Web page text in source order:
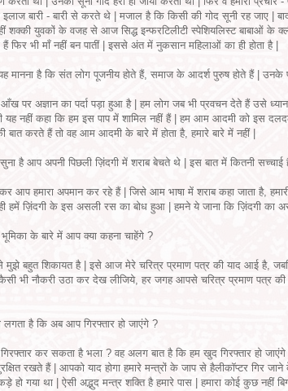
बारी - बारी से करते थे | मजाल है कि किसी की गोद सूनी रह जाए
शक्की युवकों के वजह से आज सिद्ध इन्फरटिलीटी स्पेशियलिस्ट बाबाओं के
फिर भी माँ नहीं बन पातीं | इससे अंत में नुकसान महिलाओं का ही होता है |
मानना है कि संत लोग पूजनीय होते हैं, समाज के आदर्श पुरुष होते हैं | उनके
आँख पर अज्ञान का पर्दा पड़ा हुआ है | हम लोग जब भी प्रवचन देते हैं उसे
यह नहीं कहा कि हम इस पाप में शामिल नहीं हैं | हम आम आदमी को इस
बात करते हैं तो वह आम आदमी के बारे में होता है, हमारे बारे में नहीं |
है आप अपनी पिछली ज़िंदगी में शराब बेचते थे | इस बात में कितनी सच्चाई
आप हमारा अपमान कर रहे हैं | जिसे आम भाषा में शराब कहा जाता है,
हमें ज़िंदगी के इस असली रस का बोध हुआ | हमने ये जाना कि ज़िंदगी का
भूमिका के बारे में आप क्या कहना चाहेंगे ?
से मुझे बहुत शिकायत है | इसे आज मेरे चरित्र प्रमाण पत्र की याद आई है,
भी नौकरी उठा कर देख लीजिये, हर जगह आपसे चरित्र प्रमाण पत्र
है कि अब आप गिरफ्तार हो जाएंगे ?
कर सकता है भला ? वह अलग बात है कि हम खुद गिरफ्तार हो
रखते हैं | आपको याद होगा हमारे मन्त्रों के जाप से हैलीकॉप्टर गिर
हो गया था | ऐसी अद्भुद मन्त्र शक्ति है हमारे पास | हमारा कोई कुछ